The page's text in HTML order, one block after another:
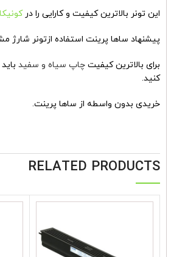
این تونر بالاترین کیفیت و کارایی را درکونیکا 652 سیاه و سفید
پیشنهاد ساها پرینت استفاده ازتونر
برای بالاترین کیفیت چاپ سیاه و سفید
کنید.
خریدی بدون واسطه از ساها پرینت.
RELATED PRODUCTS